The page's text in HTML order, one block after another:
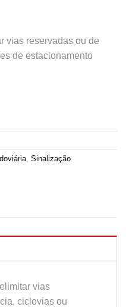
vias reservadas ou de
de estacionamento
Sinalização
vias
ciclovias ou